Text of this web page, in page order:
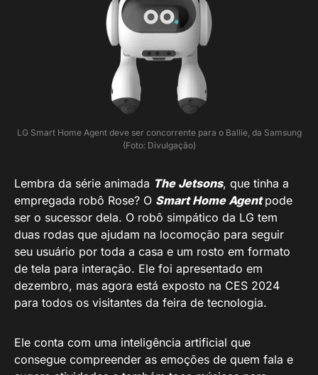
LG Smart Home Agent deve ser concorrente para o Ballie, da Samsung
(Foto: Divulgação)
Lembra da série animada The Jetsons, que tinha a
empregada robô Rose? O Smart Home Agentpode
ser o sucessor dela. O robô simpático da LG tem
duas rodas que ajudam na locomoção para seguir
seu usuário por toda a casa e um rosto em formato
de tela para interação. Ele foi apresentado em
dezembro, mas agora está exposto na CES 2024
para todos os visitantes da feira de tecnologia.
Ele conta com uma inteligência artificial que
consegue compreender as emoções de quem fala e